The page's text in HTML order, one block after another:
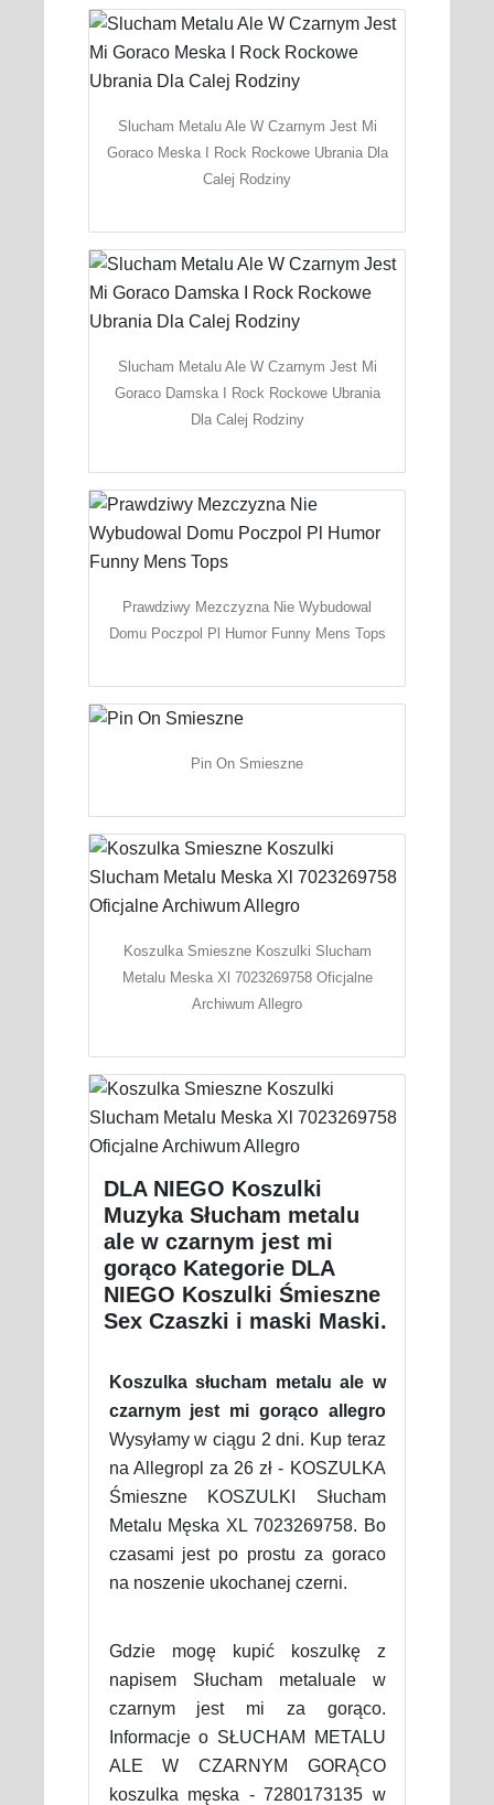
Slucham Metalu Ale W Czarnym Jest Mi
Goraco Meska I Rock Rockowe Ubrania Dla
Calej Rodziny
Slucham Metalu Ale W Czarnym Jest Mi
Goraco Damska I Rock Rockowe Ubrania
Dla Calej Rodziny
Prawdziwy Mezczyzna Nie Wybudowal
Domu Poczpol Pl Humor Funny Mens Tops
Pin On Smieszne
Koszulka Smieszne Koszulki Slucham
Metalu Meska Xl 7023269758 Oficjalne
Archiwum Allegro
DLA NIEGO Koszulki
Muzyka Słucham metalu
ale w czarnym jest mi
gorąco Kategorie DLA
NIEGO Koszulki Śmieszne
Sex Czaszki i maski Maski.
Koszulka słucham metalu ale w
czarnym jest mi gorąco allegro
Wysyłamy w ciągu 2 dni. Kup teraz
na Allegropl za 26 zł - KOSZULKA
Śmieszne KOSZULKI Słucham
Metalu Męska XL 7023269758. Bo
czasami jest po prostu za goraco
na noszenie ukochanej czerni.
Gdzie mogę kupić koszulkę z
napisem Słucham metaluale w
czarnym jest mi za gorąco.
Informacje o SŁUCHAM METALU
ALE W CZARNYM GORĄCO
koszulka męska - 7280173135 w